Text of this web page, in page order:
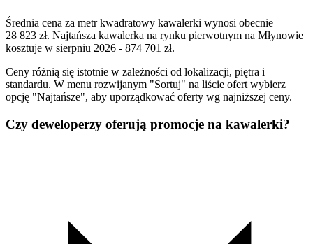
Średnia cena za metr kwadratowy kawalerki wynosi obecnie
28 823 zł. Najtańsza kawalerka na rynku pierwotnym na Młynowie
kosztuje w sierpniu 2026 - 874 701 zł.
Ceny różnią się istotnie w zależności od lokalizacji, piętra i
standardu. W menu rozwijanym "Sortuj" na liście ofert wybierz
opcję "Najtańsze", aby uporządkować oferty wg najniższej ceny.
Czy deweloperzy oferują promocje na kawalerki?